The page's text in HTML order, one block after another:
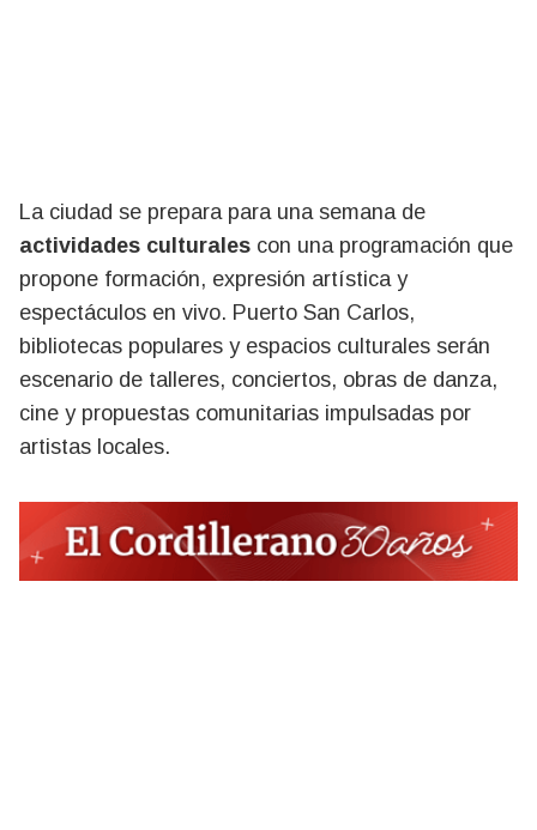
La ciudad se prepara para una semana de
actividades culturales con una programación que
propone formación, expresión artística y
espectáculos en vivo. Puerto San Carlos,
bibliotecas populares y espacios culturales serán
escenario de talleres, conciertos, obras de danza,
cine y propuestas comunitarias impulsadas por
artistas locales.